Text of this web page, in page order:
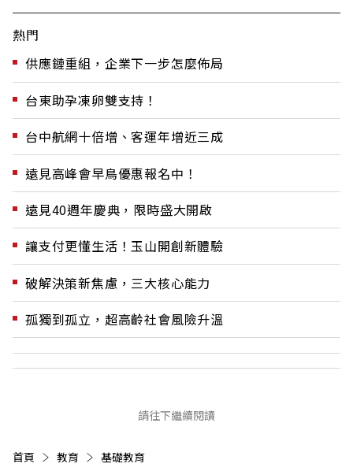
熱門
供應鏈重組，企業下一步怎麼佈局
台東助孕凍卵雙支持！
台中航網十倍增、客運年增近三成
遠見高峰會早鳥優惠報名中！
遠見40週年慶典，限時盛大開啟
讓支付更懂生活！玉山開創新體驗
破解決策新焦慮，三大核心能力
孤獨到孤立，超高齡社會風險升溫
請往下繼續閱讀
首頁 教育 基礎教育